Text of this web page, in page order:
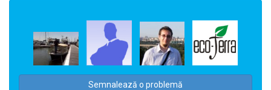
Semnalează o problemă